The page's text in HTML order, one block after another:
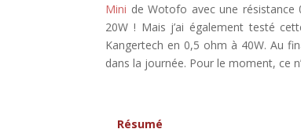
Mini de Wotofo avec une
20W ! Mais j’ai également testé
Kangertech en 0,5 ohm à 40W. Au
dans la journée. Pour le moment, ce
Résumé